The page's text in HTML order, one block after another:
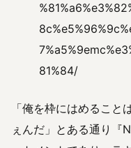
81%84/
「俺を枠にはめるこ
ぇんだ」とある通り